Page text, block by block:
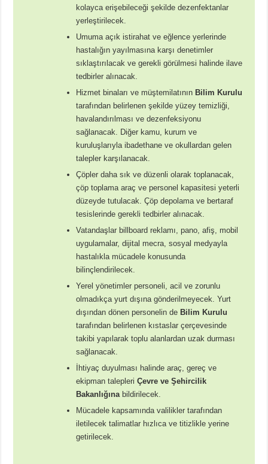
kolayca erişebileceği şekilde dezenfektanlar
yerleştirilecek.
Umuma açık istirahat ve eğlence yerlerinde
hastalığın yayılmasına karşı denetimler
sıklaştırılacak ve gerekli görülmesi halinde ilave
tedbirler alınacak.
Hizmet binaları ve müştemilatının Bilim Kurulu
tarafından belirlenen şekilde yüzey temizliği,
havalandırılması ve dezenfeksiyonu
sağlanacak. Diğer kamu, kurum ve
kuruluşlarıyla ibadethane ve okullardan gelen
talepler karşılanacak.
Çöpler daha sık ve düzenli olarak toplanacak,
çöp toplama araç ve personel kapasitesi yeterli
düzeyde tutulacak. Çöp depolama ve bertaraf
tesislerinde gerekli tedbirler alınacak.
Vatandaşlar billboard reklamı, pano, afiş, mobil
uygulamalar, dijital mecra, sosyal medyayla
hastalıkla mücadele konusunda
bilinçlendirilecek.
Yerel yönetimler personeli, acil ve zorunlu
olmadıkça yurt dışına gönderilmeyecek. Yurt
dışından dönen personelin de Bilim Kurulu
tarafından belirlenen kıstaslar çerçevesinde
takibi yapılarak toplu alanlardan uzak durması
sağlanacak.
İhtiyaç duyulması halinde araç, gereç ve
ekipman talepleriÇevre ve Şehircilik
Bakanlığınabildirilecek.
Mücadele kapsamında valilikler tarafından
iletilecek talimatlar hızlıca ve titizlikle yerine
getirilecek.